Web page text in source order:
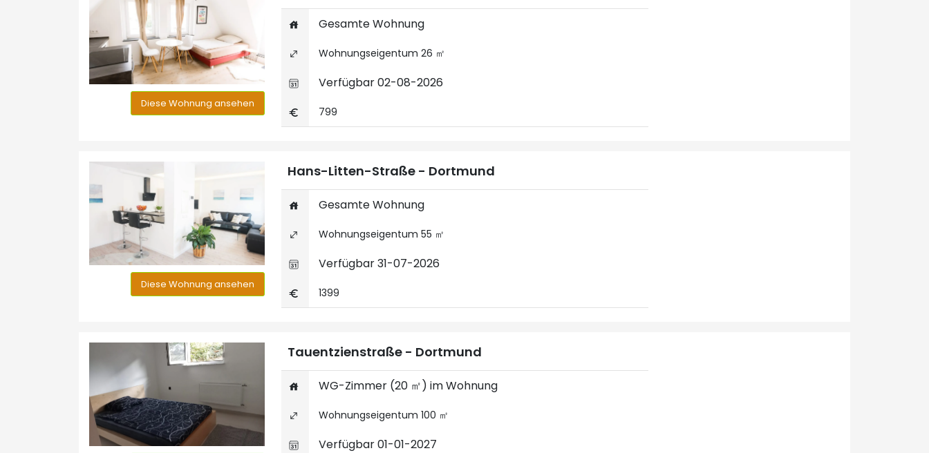
Diese Wohnung ansehen
Gesamte Wohnung
Wohnungseigentum 26 ㎡
Verfügbar 02-08-2026
799
Diese Wohnung ansehen
Hans-Litten-Straße - Dortmund
Gesamte Wohnung
Wohnungseigentum 55 ㎡
Verfügbar 31-07-2026
1399
Tauentzienstraße - Dortmund
WG-Zimmer (20 ㎡) im Wohnung
Wohnungseigentum 100 ㎡
Verfügbar 01-01-2027